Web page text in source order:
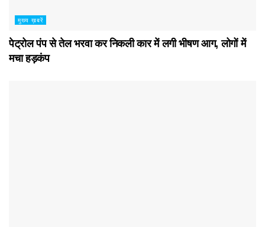
मुख्य ख़बरें
पेट्रोल पंप से तेल भरवा कर निकली कार में लगी भीषण आग, लोगों में
मचा हड़कंप